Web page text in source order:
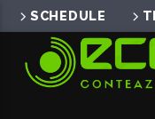
SCHEDULE